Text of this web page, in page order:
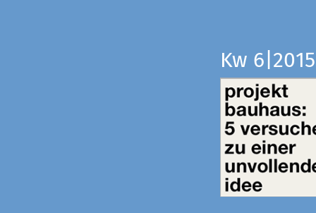
Kw